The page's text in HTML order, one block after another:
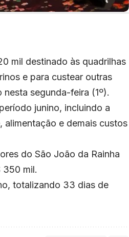
mil destinado às quadrilhas
e para custear outras
segunda-feira (1º).
junino, incluindo a
e demais custos
do São João da Rainha
350 mil.
totalizando 33 dias de